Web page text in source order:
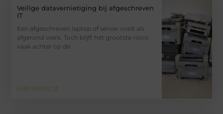
Veilige datavernietiging bij afgeschreven
IT
Een afgeschreven laptop of server voelt als
afgerond werk. Toch blijft het grootste risico
vaak achter op de
Lees verder ➜